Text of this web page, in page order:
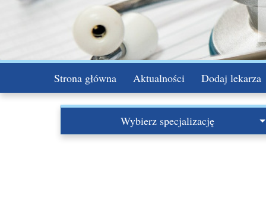
Strona główna Aktualności Dodaj lekarza
Wybierz specjalizację